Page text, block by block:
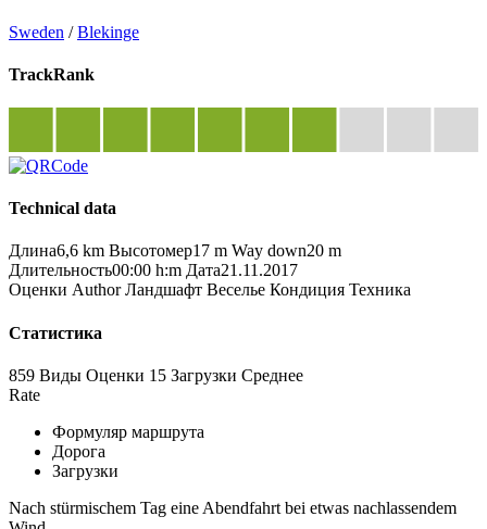
Sweden /Blekinge
TrackRank
Technical data
Длина6,6 km Высотомер17 m Way down20 m
Длительность00:00 h:m Дата21.11.2017
Оценки Author Ландшафт Веселье Кондиция Техника
Статистика
859 Виды Оценки 15 Загрузки Среднее
Rate
Формуляр маршрута
Дорога
Загрузки
Nach stürmischem Tag eine Abendfahrt bei etwas nachlassendem